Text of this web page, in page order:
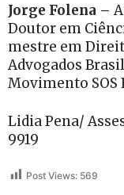
Jorge Folena –
Doutor em
mestre em
Advogados
Movimento SOS
Lidia Pena/
9919
Post Views: 569